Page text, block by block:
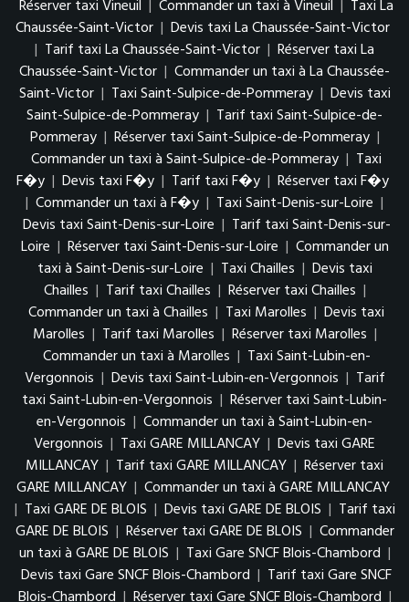
Réserver taxi Vineuil | Commander un taxi à Vineuil | Taxi La
Chaussée-Saint-Victor | Devis taxi La Chaussée-Saint-Victor
| Tarif taxi La Chaussée-Saint-Victor | Réserver taxi La
Chaussée-Saint-Victor | Commander un taxi à La Chaussée-
Saint-Victor | Taxi Saint-Sulpice-de-Pommeray | Devis taxi
Saint-Sulpice-de-Pommeray | Tarif taxi Saint-Sulpice-de-
Pommeray | Réserver taxi Saint-Sulpice-de-Pommeray |
Commander un taxi à Saint-Sulpice-de-Pommeray | Taxi
F�y | Devis taxi F�y | Tarif taxi F�y | Réserver taxi F�y
| Commander un taxi à F�y | Taxi Saint-Denis-sur-Loire |
Devis taxi Saint-Denis-sur-Loire | Tarif taxi Saint-Denis-sur-
Loire | Réserver taxi Saint-Denis-sur-Loire | Commander un
taxi à Saint-Denis-sur-Loire | Taxi Chailles | Devis taxi
Chailles | Tarif taxi Chailles | Réserver taxi Chailles |
Commander un taxi à Chailles | Taxi Marolles | Devis taxi
Marolles | Tarif taxi Marolles | Réserver taxi Marolles |
Commander un taxi à Marolles | Taxi Saint-Lubin-en-
Vergonnois | Devis taxi Saint-Lubin-en-Vergonnois | Tarif
taxi Saint-Lubin-en-Vergonnois | Réserver taxi Saint-Lubin-
en-Vergonnois | Commander un taxi à Saint-Lubin-en-
Vergonnois | Taxi GARE MILLANCAY | Devis taxi GARE
MILLANCAY | Tarif taxi GARE MILLANCAY | Réserver taxi
GARE MILLANCAY | Commander un taxi à GARE MILLANCAY
| Taxi GARE DE BLOIS | Devis taxi GARE DE BLOIS | Tarif taxi
GARE DE BLOIS | Réserver taxi GARE DE BLOIS | Commander
un taxi à GARE DE BLOIS | Taxi Gare SNCF Blois-Chambord |
Devis taxi Gare SNCF Blois-Chambord | Tarif taxi Gare SNCF